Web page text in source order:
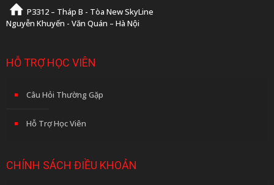
P3312 – Tháp B - Tòa New SkyLine
Nguyễn Khuyến - Văn Quán – Hà Nội
HỖ TRỢ HỌC VIÊN
Câu Hỏi Thường Gặp
Hỗ Trợ Học Viên
CHÍNH SÁCH ĐIỀU KHOẢN